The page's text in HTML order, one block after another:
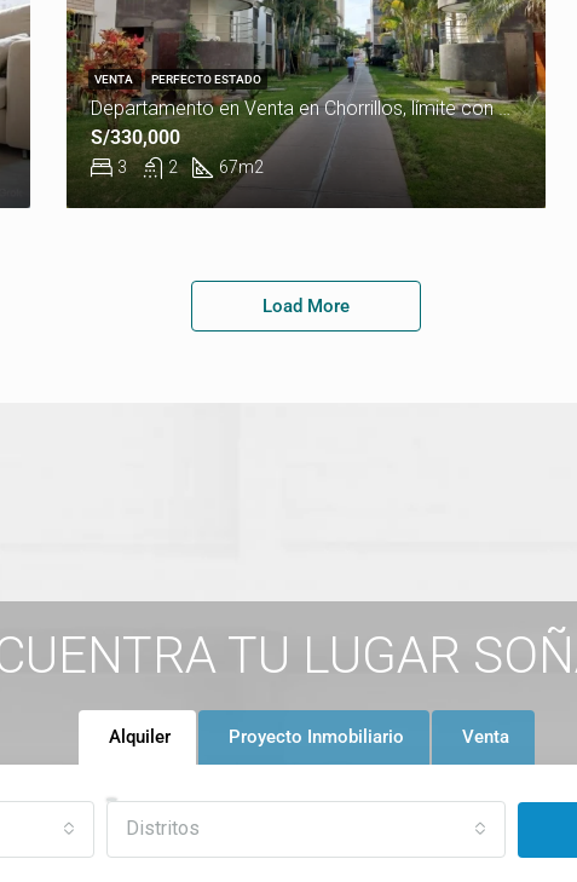
Departamento en Venta en Chorrillos, límite con Barranco
3 2 67m2
S/330,000
VENTA PERFECTO ESTADO
Load More
TU LUGAR
Alquiler Proyecto Inmobiliario Venta
Distritos